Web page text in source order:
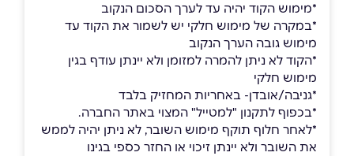
*מימוש הקוד יהיה עד לערך הסכום הנקוב
*במקרה של מימוש חלקי יש לשמור את הקוד עד
מימוש גובה הערך הנקוב
*הקוד לא ניתן להמרה למזומן ולא יינתן עודף בגין
מימוש חלקי
*גניבה/אובדן- באחריות המחזיק בלבד
*בכפוף לתקנון "למטייל" המצוי באתר החברה.
*לאחר חלוף תוקף מימוש השובר, לא ניתן יהיה לממש
את השובר ולא יינתן זיכוי או החזר כספי בגינו